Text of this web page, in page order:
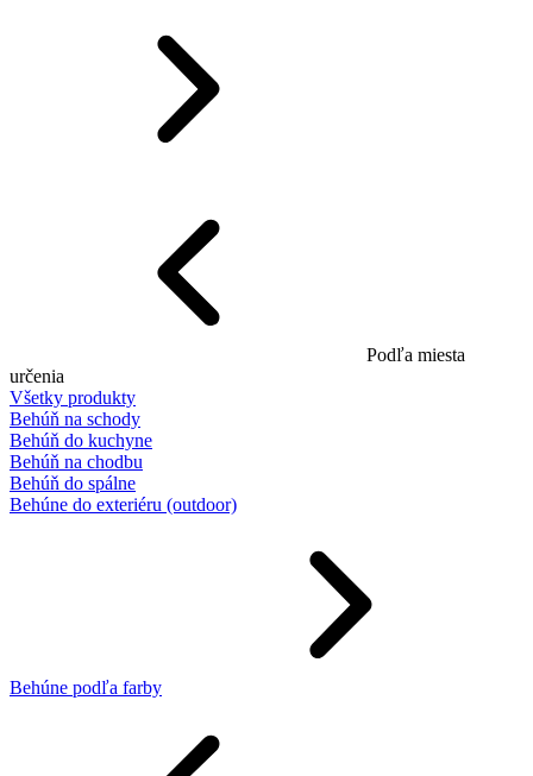
Podľa miesta
určenia
Všetky produkty
Behúň na schody
Behúň do kuchyne
Behúň na chodbu
Behúň do spálne
Behúne do exteriéru (outdoor)
Behúne podľa farby